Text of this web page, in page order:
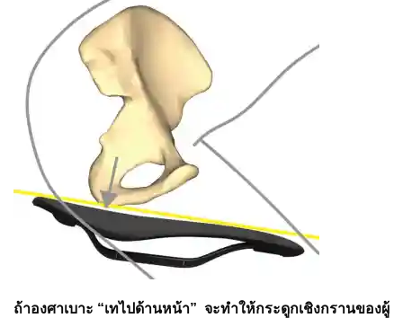
ถ้าองศาเบาะ “เทไปด้านหน้า” จะทำให้กระดูกเชิงกรานของผู้